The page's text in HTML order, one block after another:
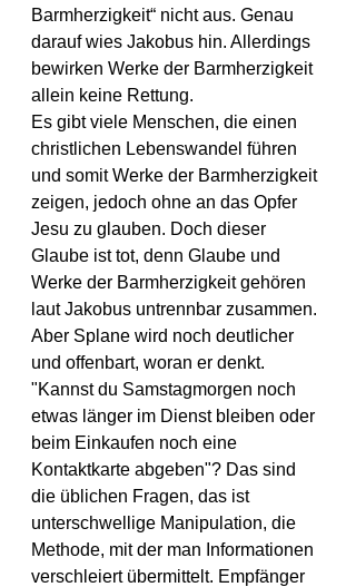
Barmherzigkeit“ nicht aus. Genau
darauf wies Jakobus hin. Allerdings
bewirken Werke der Barmherzigkeit
allein keine Rettung.
Es gibt viele Menschen, die einen
christlichen Lebenswandel führen
und somit Werke der Barmherzigkeit
zeigen, jedoch ohne an das Opfer
Jesu zu glauben. Doch dieser
Glaube ist tot, denn Glaube und
Werke der Barmherzigkeit gehören
laut Jakobus untrennbar zusammen.
Aber Splane wird noch deutlicher
und offenbart, woran er denkt.
"Kannst du Samstagmorgen noch
etwas länger im Dienst bleiben oder
beim Einkaufen noch eine
Kontaktkarte abgeben"? Das sind
die üblichen Fragen, das ist
unterschwellige Manipulation, die
Methode, mit der man Informationen
verschleiert übermittelt. Empfänger